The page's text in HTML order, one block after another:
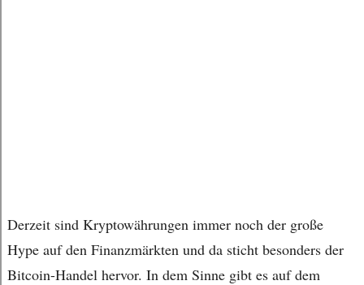
Derzeit sind Kryptowährungen immer noch der große
Hype auf den Finanzmärkten und da sticht besonders der
Bitcoin-Handel hervor. In dem Sinne gibt es auf dem